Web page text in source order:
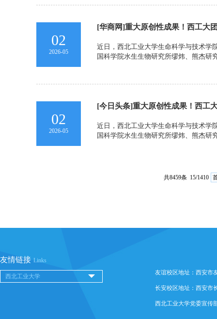
02
2026-05
[华商网]重大原创性成果！西工大
近日，西北工业大学生命科学与技术学
国科学院水生生物研究所缪炜、熊杰研
02
2026-05
[今日头条]重大原创性成果！西工
近日，西北工业大学生命科学与技术学
国科学院水生生物研究所缪炜、熊杰研
共8459条 15/1410
友情链接 Links
友谊校区地址：西安市
长安校区地址：西安市
西北工业大学党委宣传